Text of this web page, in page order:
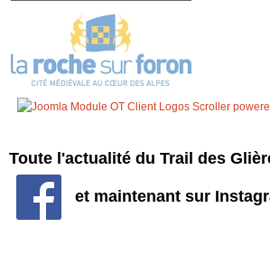
Toute l'actualité du Trail des
et maintenant sur